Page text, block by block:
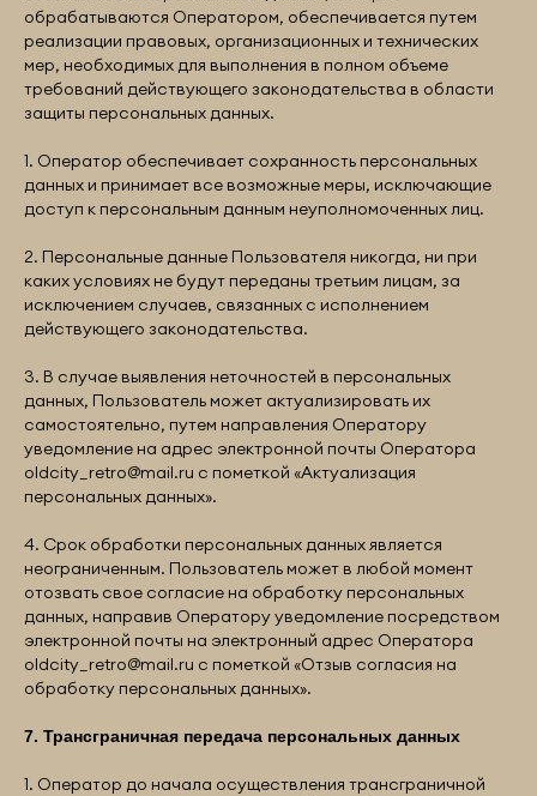
обрабатываются Оператором, обеспечивается путем
реализации правовых, организационных и технических
мер, необходимых для выполнения в полном объеме
требований действующего законодательства в области
защиты персональных данных.
1. Оператор обеспечивает сохранность персональных
данных и принимает все возможные меры, исключающие
доступ к персональным данным неуполномоченных лиц.
2. Персональные данные Пользователя никогда, ни при
каких условиях не будут переданы третьим лицам, за
исключением случаев, связанных с исполнением
действующего законодательства.
3. В случае выявления неточностей в персональных
данных, Пользователь может актуализировать их
самостоятельно, путем направления Оператору
уведомление на адрес электронной почты Оператора
oldcity_retro@mail.ru с пометкой «Актуализация
персональных данных».
4. Срок обработки персональных данных является
неограниченным. Пользователь может в любой момент
отозвать свое согласие на обработку персональных
данных, направив Оператору уведомление посредством
электронной почты на электронный адрес Оператора
oldcity_retro@mail.ru с пометкой «Отзыв согласия на
обработку персональных данных».
7. Трансграничная передача персональных данных
1. Оператор до начала осуществления трансграничной